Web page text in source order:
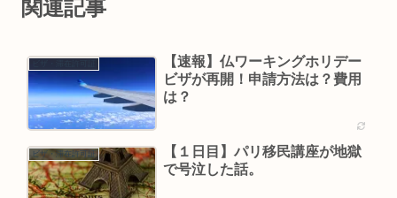
関連記事
【速報】仏ワーキングホリデー
ビザが再開！申請方法は？費用
は？
ビザ・滞在許可証
【１日目】パリ移民講座が地獄
で号泣した話。